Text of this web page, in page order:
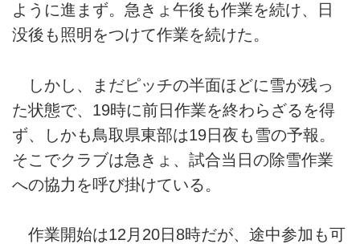
ように進まず。急きょ午後も作業を続け、日
没後も照明をつけて作業を続けた。
しかし、まだピッチの半面ほどに雪が残っ
た状態で、19時に前日作業を終わらざるを得
ず、しかも鳥取県東部は19日夜も雪の予報。
そこでクラブは急きょ、試合当日の除雪作業
への協力を呼び掛けている。
作業開始は12月20日8時だが、途中参加も可